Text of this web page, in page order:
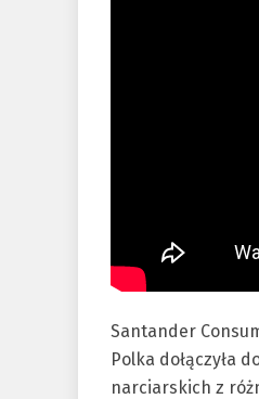
Santander
Polka dołączyła
narciarskich z